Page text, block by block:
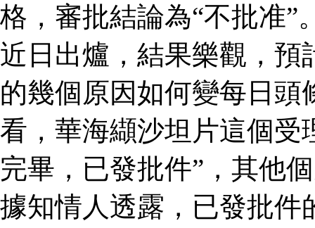
格，審批結論為“不批准”
近日出爐，結果樂觀，預
的幾個原因如何變每日頭
看，華海纈沙坦片這個受
完畢，已發批件”，其他
據知情人透露，已發批件